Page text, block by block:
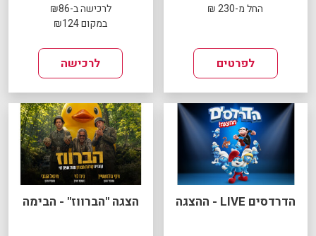
החל מ-230 ₪
לפרטים
לרכישה ב-₪86
במקום ₪124
לרכישה
הדרדסים LIVE - ההצגה הצגה "הברווז" - הבימה